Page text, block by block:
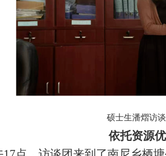
硕士生潘熠访
依托资源